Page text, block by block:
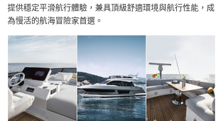
提供穩定平滑航行體驗，兼具頂級舒適環境與航行性能，成
為慢活的航海冒險家首選。